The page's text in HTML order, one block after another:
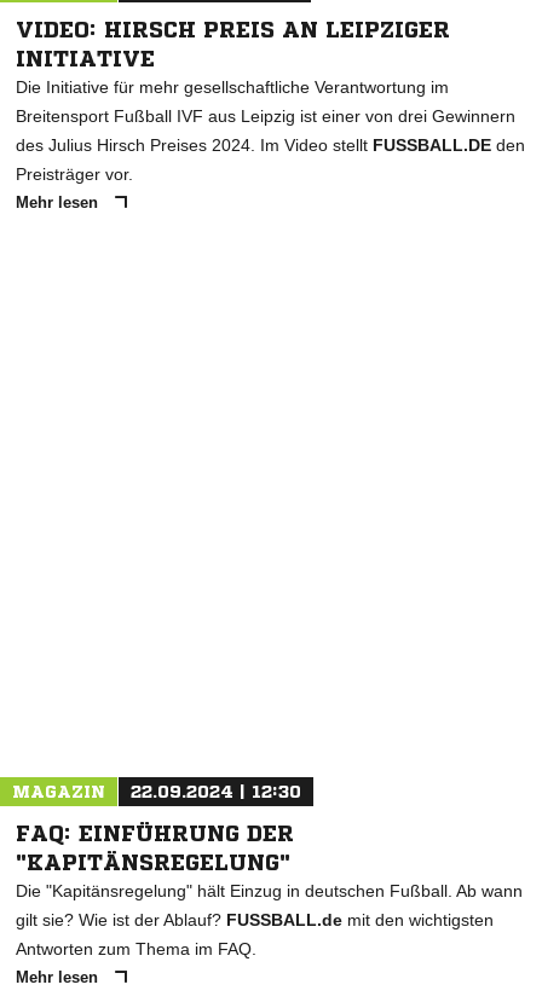
VIDEO: HIRSCH PREIS AN LEIPZIGER
INITIATIVE
Die Initiative für mehr gesellschaftliche Verantwortung im
Breitensport Fußball IVF aus Leipzig ist einer von drei Gewinnern
des Julius Hirsch Preises 2024. Im Video stellt FUSSBALL.DE den
Preisträger vor.
Mehr lesen
MAGAZIN 22.09.2024 | 12:30
FAQ: EINFÜHRUNG DER
"KAPITÄNSREGELUNG"
Die "Kapitänsregelung" hält Einzug in deutschen Fußball. Ab wann
gilt sie? Wie ist der Ablauf? FUSSBALL.de mit den wichtigsten
Antworten zum Thema im FAQ.
Mehr lesen